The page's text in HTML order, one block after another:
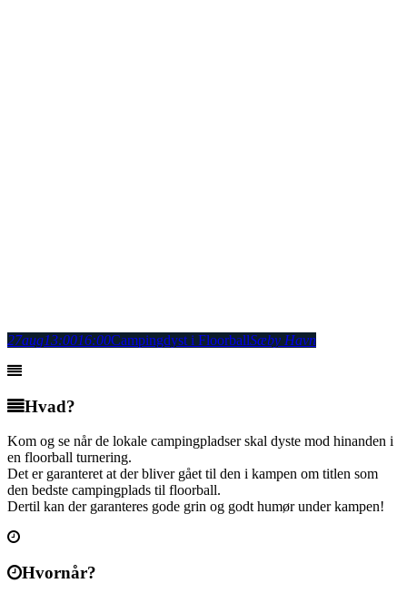
27aug13:0016:00Campingdyst i FloorballSæby Havn
Hvad?
Kom og se når de lokale campingpladser skal dyste mod hinanden i
en floorball turnering.
Det er garanteret at der bliver gået til den i kampen om titlen som
den bedste campingplads til floorball.
Dertil kan der garanteres gode grin og godt humør under kampen!
Hvornår?